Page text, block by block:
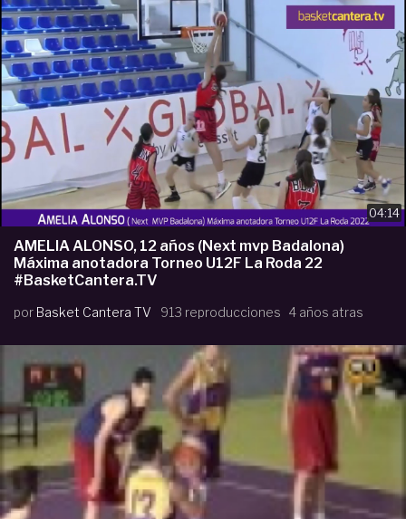
04:14
AMELIA ALONSO, 12 años (Next mvp Badalona)
Máxima anotadora Torneo U12F La Roda 22
#BasketCantera.TV
por Basket Cantera TV 913 reproducciones 4 años atras